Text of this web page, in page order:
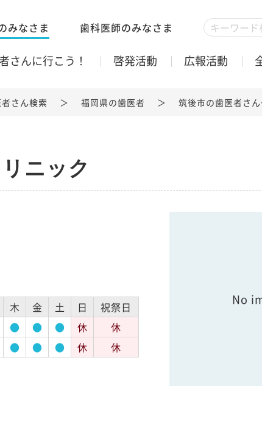
みなさま 歯科医師のみなさま
さんに行こう！ 啓発活動 広報活動
さん検索 福岡県の歯医者 筑後市の歯医者さ
ニック
木 金 土 日
祝祭日
● ● ● 休
休
● ● ● 休
休
No